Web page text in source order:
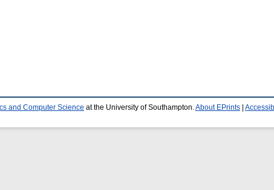
and Computer Science at the University of Southampton. About EPrints